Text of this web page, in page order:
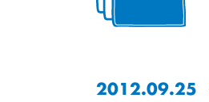
2012.09.25